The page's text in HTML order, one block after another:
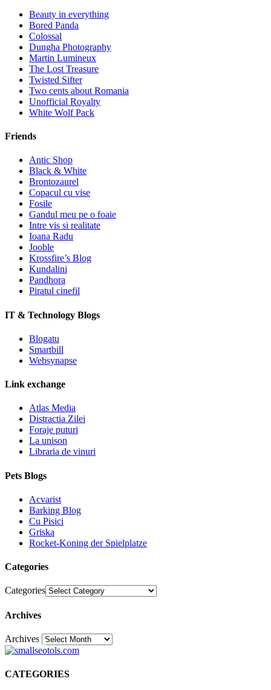
Beauty in everything
Bored Panda
Colossal
Dungha Photography
Martin Lumineux
The Lost Treasure
Twisted Sifter
Two cents about Romania
Unofficial Royalty
White Wolf Pack
Friends
Antic Shop
Black & White
Brontozaurel
Copacul cu vise
Fosile
Gandul meu pe o foaie
Intre vis si realitate
Ioana Radu
Jooble
Krossfire’s Blog
Kundalini
Pandhora
Piratul cinefil
IT & Technology Blogs
Blogatu
Smartbill
Websynapse
Link exchange
Atlas Media
Distractia Zilei
Foraje puturi
La unison
Libraria de vinuri
Pets Blogs
Acvarist
Barking Blog
Cu Pisici
Griska
Rocket-Koning der Spielplatze
Categories
Categories
Archives
Archives30
CATEGORIES